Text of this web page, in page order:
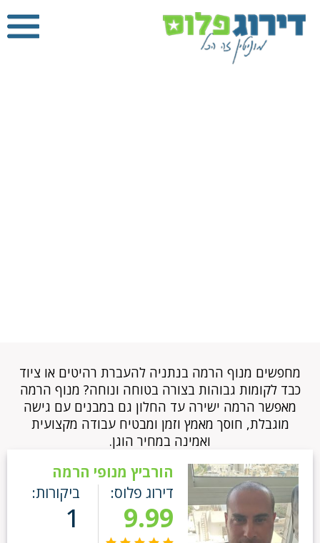
מחפשים מנוף הרמה בנתניה להעברת רהיטים או ציוד
כבד לקומות גבוהות בצורה בטוחה ונוחה? מנוף הרמה
מאפשר הרמה ישירה עד החלון גם במבנים עם גישה
מוגבלת, חוסך מאמץ וזמן ומבטיח עבודה מקצועית
ואמינה במחיר הוגן.
הורביץ מנופי הרמה
דירוג פלוס:
9.99
ביקורות:
1